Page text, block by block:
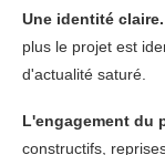
Une identité claire.
plus le projet est
d'actualité saturé.
L'engagement du
constructifs,